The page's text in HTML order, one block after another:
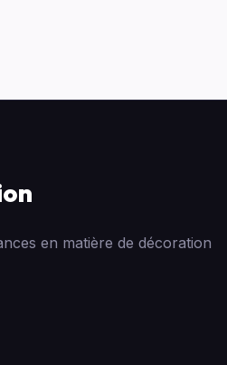
en matière de décoration